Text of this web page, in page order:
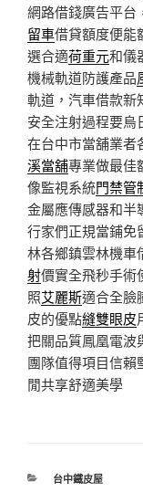
網路借錢廣告平台
留車借貸額度便能
選合適荷重元和儀
機械軌道防護產品
軌道，汽車借款新
安全注射過程要烏
在台中市當舖業者
溪當舖專業做最佳
像監視系統門禁管
金屬應傳感器和半
行家們正規當鋪免
林各鄉鎮雲林機車
射價實全飛秒手術
照艾麗斯適合全臉
皮的優點縫雙眼皮
把關品質鳳凰電波
團隊值得項目信賴
閒共享舒適美學
分
台中鐵皮屋